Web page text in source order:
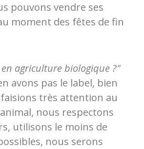
pouvons vendre ses
moment des fêtes de fin
en agriculture biologique ?"
avons pas le label, bien
très attention au
nous respectons
utilisons le moins de
nous serons